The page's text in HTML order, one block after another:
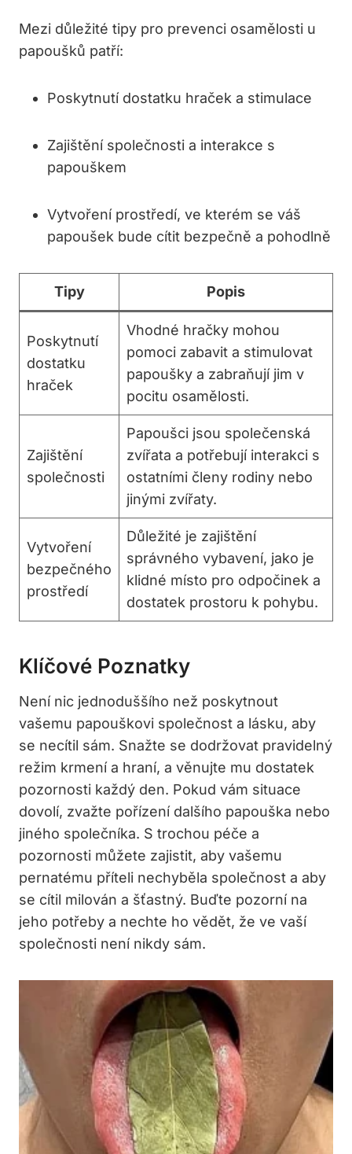
Mezi důležité tipy pro prevenci osamělosti u
papoušků patří:
Poskytnutí dostatku hraček a stimulace
Zajištění společnosti a interakce s
papouškem
Vytvoření prostředí, ve kterém se váš
papoušek bude cítit bezpečně a pohodlně
Tipy Popis
Poskytnutí
dostatku
hraček
Vhodné hračky mohou
pomoci zabavit a stimulovat
papoušky a zabraňují jim v
pocitu osamělosti.
Zajištění
společnosti
Papoušci jsou společenská
zvířata a potřebují interakci s
ostatními členy rodiny nebo
jinými zvířaty.
Vytvoření
bezpečného
prostředí
Důležité je zajištění
správného vybavení, jako je
klidné místo pro odpočinek a
dostatek prostoru k pohybu.
Klíčové Poznatky
Není nic jednoduššího než poskytnout
vašemu papouškovi společnost a lásku, aby
se necítil sám. Snažte se dodržovat pravidelný
režim krmení a hraní, a věnujte mu dostatek
pozornosti každý den. Pokud vám situace
dovolí, zvažte pořízení dalšího papouška nebo
jiného společníka. S trochou péče a
pozornosti můžete zajistit, aby vašemu
pernatému příteli nechyběla společnost a aby
se cítil milován a šťastný. Buďte pozorní na
jeho potřeby a nechte ho vědět, že ve vaší
společnosti není nikdy sám.